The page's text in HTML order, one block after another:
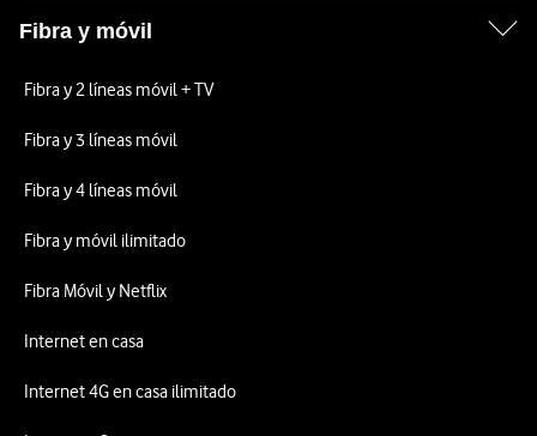
Fibra y móvil
Fibra y 2 líneas móvil + TV
Fibra y 3 líneas móvil
Fibra y 4 líneas móvil
Fibra y móvil ilimitado
Fibra Móvil y Netflix
Internet en casa
Internet 4G en casa ilimitado